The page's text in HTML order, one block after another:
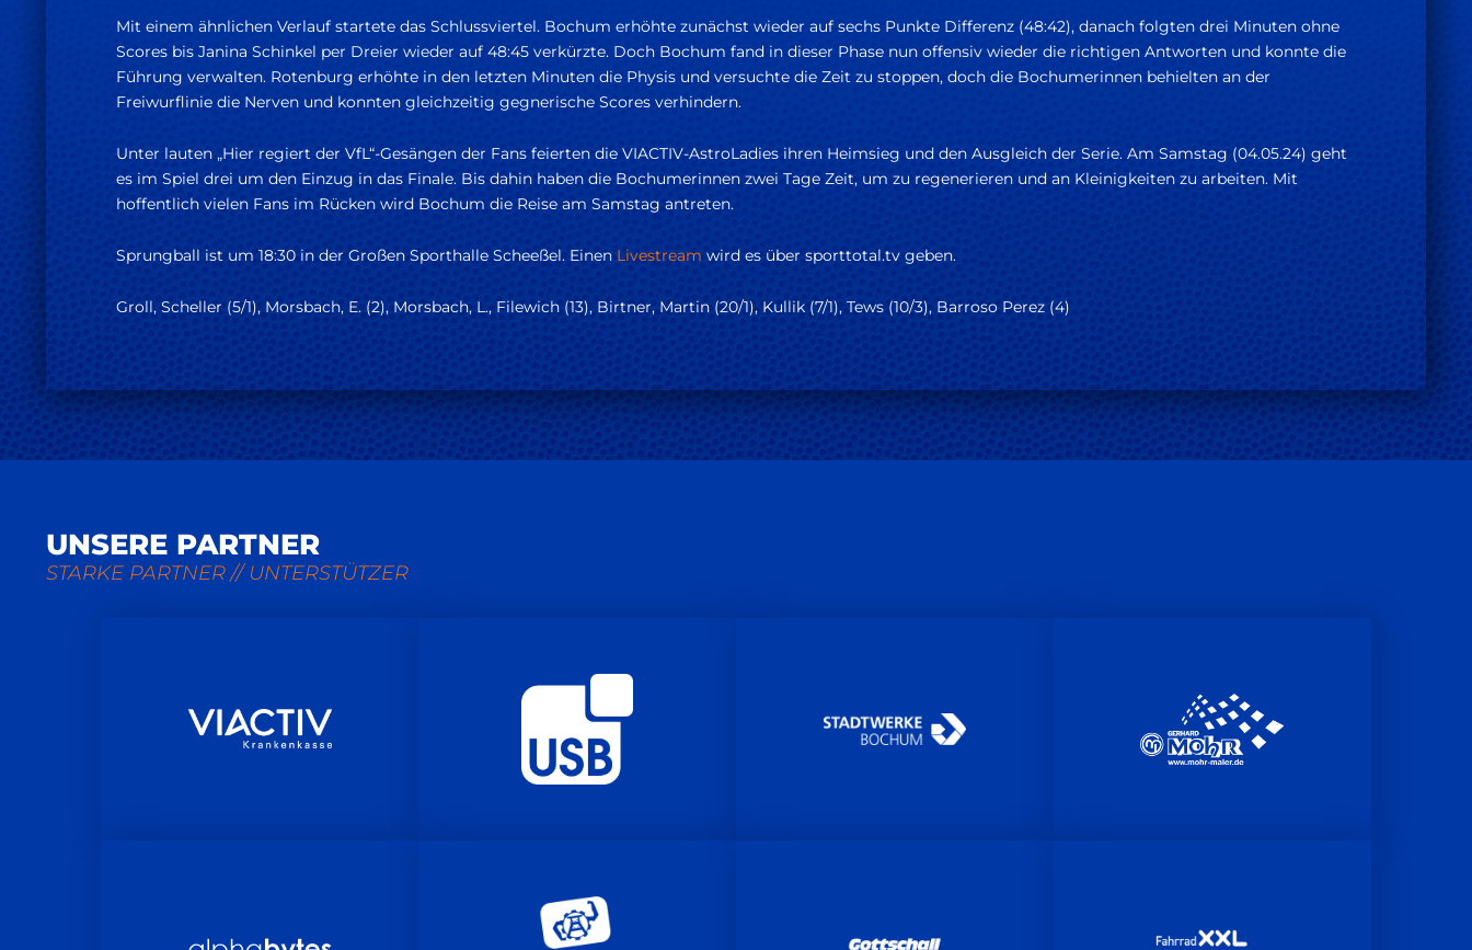
Mit einem ähnlichen Verlauf startete das Schlussviertel. Bochum erhöhte zunächst wieder auf sechs Punkte Differenz (48:42), danach folgten drei Minuten ohne
Scores bis Janina Schinkel per Dreier wieder auf 48:45 verkürzte. Doch Bochum fand in dieser Phase nun offensiv wieder die richtigen Antworten und konnte die
Führung verwalten. Rotenburg erhöhte in den letzten Minuten die Physis und versuchte die Zeit zu stoppen, doch die Bochumerinnen behielten an der
Freiwurflinie die Nerven und konnten gleichzeitig gegnerische Scores verhindern.
Unter lauten „Hier regiert der VfL“-Gesängen der Fans feierten die VIACTIV-AstroLadies ihren Heimsieg und den Ausgleich der Serie. Am Samstag (04.05.24) geht
es im Spiel drei um den Einzug in das Finale. Bis dahin haben die Bochumerinnen zwei Tage Zeit, um zu regenerieren und an Kleinigkeiten zu arbeiten. Mit
hoffentlich vielen Fans im Rücken wird Bochum die Reise am Samstag antreten.
Sprungball ist um 18:30 in der Großen Sporthalle Scheeßel. Einen Livestream wird es über sporttotal.tv geben.
Groll, Scheller (5/1), Morsbach, E. (2), Morsbach, L., Filewich (13), Birtner, Martin (20/1), Kullik (7/1), Tews (10/3), Barroso Perez (4)
UNSERE PARTNER
STARKE PARTNER // UNTERSTÜTZER